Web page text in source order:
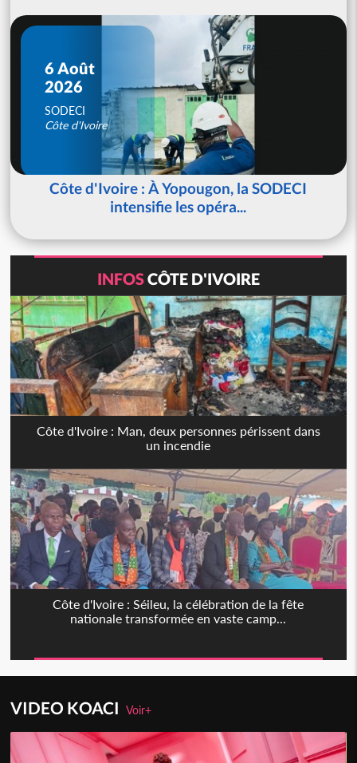
6 Août
2026
SODECI
Côte d'Ivoire
Côte d'Ivoire : À Yopougon, la SODECI
intensifie les opéra...
INFOSCÔTE D'IVOIRE
Côte d'Ivoire : Man, deux personnes périssent dans
un incendie
Côte d'Ivoire : Séileu, la célébration de la fête
nationale transformée en vaste camp...
VIDEO KOACIVoir+